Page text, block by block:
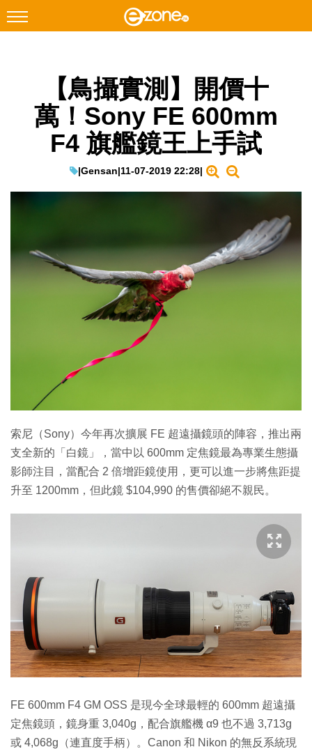
Facebook Instagram
科技焦點
教學評測
IT Times
生成式AI與雲端應用
Enterprise Digital Transformation
【鳥攝實測】開價十
萬！Sony FE 600mm
F4 旗艦鏡王上手試
|Gensan|11-07-2019 22:28|
索尼（Sony）今年再次擴展 FE 超遠攝鏡頭的陣容，推出兩
支全新的「白鏡」，當中以 600mm 定焦鏡最為專業生態攝
影師注目，當配合 2 倍增距鏡使用，更可以進一步將焦距提
升至 1200mm，但此鏡 $104,990 的售價卻絕不親民。
FE 600mm F4 GM OSS 是現今全球最輕的 600mm 超遠攝
定焦鏡頭，鏡身重 3,040g，配合旗艦機 α9 也不過 3,713g
或 4,068g（連直度手柄）。Canon 和 Nikon 的無反系統現